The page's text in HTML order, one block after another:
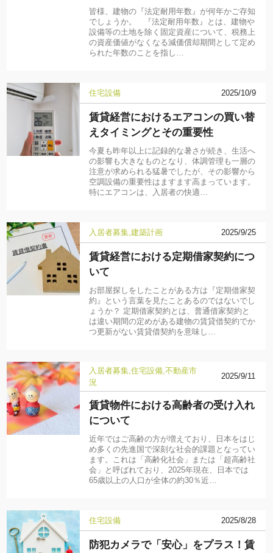
皆様、建物の『法定耐用年数』が何年かご存知
でしょうか。 『法定耐用年数』とは、建物や
設備等の土地を除く固定資産について、税務上
の資産価値がなくなる減価償却期間として定め
られた年数のことを指し…
住宅設備 2025/10/9
賃貸経営におけるエアコンの買い替
えタイミングとその重要性
今夏も昨年以上に記録的な暑さが続き、生活へ
の影響も大きなものとなり、体調管理も一層の
注意が求められる猛暑でしたが、その影響から
空調設備の重要性はますます高まっています。
特にエアコンは、入居者の快適…
入居者募集 建築計画 2025/9/25
賃貸経営における定期借家契約につ
いて
お部屋探しをしたことがある方は『定期借家契
約』という言葉を見たことあるのではないでし
ょうか？ 定期借家契約とは、普通借家契約と
は違い期間の定めがある建物の賃貸借契約でか
つ更新がない賃貸借契約を意味し…
入居者募集 住宅設備 不動産市
況
2025/9/11
賃貸物件における高齢者の受け入れ
について
近年ではご高齢の方が増えており、日本をはじ
め多くの先進国で深刻な社会的課題となってい
ます。これは「高齢化社会」または「超高齢社
会」と呼ばれており、2025年現在、日本では
65歳以上の人口が全体の約30％近…
住宅設備 2025/8/28
防犯カメラで「安心」をプラス！賃